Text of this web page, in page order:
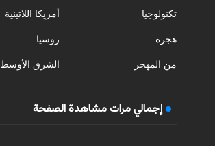
تكنولوجيا
هجرة
من المهجر
أمريكا اللاتينية
روسيا
الشرق الأوسط
إجمالي مرات مشاهدة الصفحة